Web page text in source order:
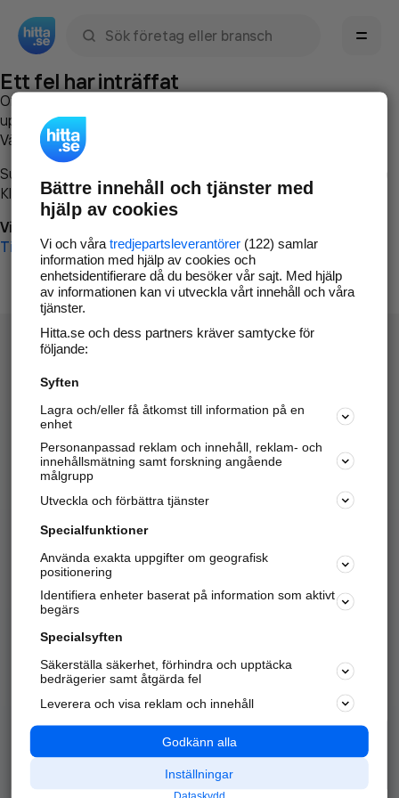
Ett fel har inträffat
Om du vill kan du
uppstod så att vi lättare och snabbare kan avhjälpa det.
Vänligen försök med följande:
Surfa till
Klicka påTillbaka-knappen i webbläsaren och försök igen
Vi beklagar besväret!
Till startsidan
Hitta.se - Gratis nummerupplysning.
Sök företag, personer och platser.
Hitta telefonnummer, adresser, företagsinfo mm.
Marknadsför företaget
Kom igång och annonsera mot
samarbetspartners nära dig.
Alla kategorier
Populära sökningar
API & Kartor
Annonsera
Integritet
Nödnummer
Bättre innehåll och tjänster med
hjälp av cookies
Vi och våra tredjepartsleverantörer(122) samlar
information med hjälp av cookies och
enhetsidentifierare då du besöker vår sajt. Med hjälp
av informationen kan vi utveckla vårt innehåll och våra
tjänster.
Hitta.se och dess partners kräver samtycke för
följande:
Syften
Lagra och/eller få åtkomst till information på en
enhet
Personanpassad reklam och innehåll, reklam- och
innehållsmätning samt forskning angående
målgrupp
Utveckla och förbättra tjänster
Specialfunktioner
Använda exakta uppgifter om geografisk
positionering
Identifiera enheter baserat på information som aktivt
begärs
Specialsyften
Säkerställa säkerhet, förhindra och upptäcka
bedrägerier samt åtgärda fel
Leverera och visa reklam och innehåll
Godkänn alla
Inställningar
Dataskydd